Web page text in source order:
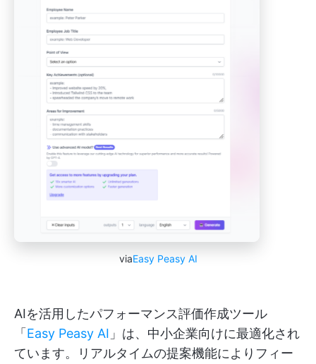
viaEasy Peasy AI
AIを活用したパフォーマンス評価作成ツール
「 Easy Peasy AI 」は、中小企業向けに最適化され
ています。リアルタイムの提案機能によりフィー